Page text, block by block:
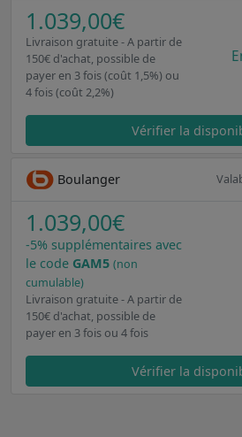
1.039,00€
Livraison gratuite - A partir de
150€ d'achat, possible de
payer en 3 fois (coût 1,5%) ou
4 fois (coût 2,2%)
Vérifier la
Boulanger
1.039,00€
-5% supplémentaires avec
le code GAM5 (non
cumulable)
Livraison gratuite - A partir de
150€ d'achat, possible de
payer en 3 fois ou 4 fois
Vérifier la